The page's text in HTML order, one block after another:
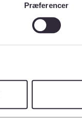
Præferencer